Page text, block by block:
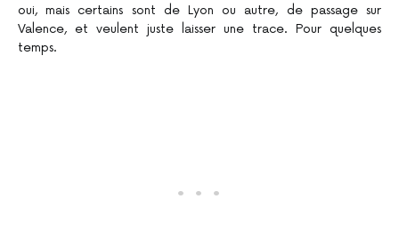
oui, mais certains sont de Lyon ou autre, de passage sur
Valence, et veulent juste laisser une trace. Pour quelques
temps.